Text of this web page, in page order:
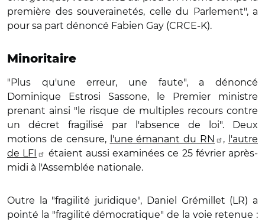
première des souverainetés, celle du Parlement", a
pour sa part dénoncé Fabien Gay (CRCE-K).
Minoritaire
"Plus qu'une erreur, une faute", a dénoncé
Dominique Estrosi Sassone, le Premier ministre
prenant ainsi "le risque de multiples recours contre
un décret fragilisé par l'absence de loi". Deux
motions de censure, l'une émanant du RN , l'autre
de LFI
étaient aussi examinées ce 25 février après-
midi à l'Assemblée nationale.
Outre la "fragilité juridique", Daniel Grémillet (LR) a
pointé la "fragilité démocratique" de la voie retenue :